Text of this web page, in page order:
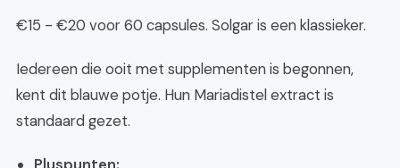
€15 - €20 voor 60 capsules. Solgar is een klassieker.
Iedereen die ooit met supplementen is begonnen,
kent dit blauwe potje. Hun Mariadistel extract is
standaard gezet.